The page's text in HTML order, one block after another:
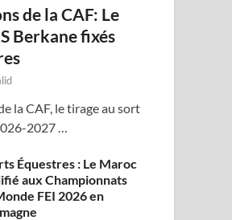
de la CAF: Le
Berkane fixés
la CAF, le tirage au sort
2027 …
Équestres : Le Maroc
aux Championnats
FEI 2026 en